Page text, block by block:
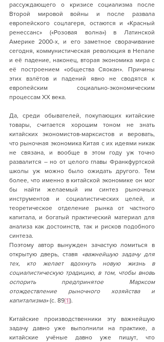
рассуждающего о кризисе социализма после
Второй мировой войны и после развала
европейского соцлагеря, остаются и «Красный
ренессанс» («Розовая волна») в Латинской
Америке 2000-х, и его заметное сворачивание
сегодня, коммунистическая революция в Непале
и её падение, наконец, вторая экономика мира с
её построением «общества Сяокан». Причины
этих взлётов и падений явно не сводятся к
европейским социально-экономическим
процессам ХХ века.
Да, среди обывателей, покупающих китайские
товары, считается хорошим тоном не знать
китайских экономистов-марксистов и веровать,
что рыночная экономика Китая с их идеями никак
не связана, и вообще в этом году уж точно
развалится – но от целого главы Франкфуртской
школы уж можно было ожидать другого. Тем
более, что именно в китайской экономике он мог
бы найти желаемый им синтез рыночных
инструментов и социалистических целей, и
теоретическое отделение рынка от частного
капитала, и богатый практический материал для
анализа как достоинств, так и рисков подобного
синтеза.
Поэтому автор вынужден зачастую ломиться в
открытую дверь, ставя «важнейшую задачу для
тех, кто желает вдохнуть новую жизнь в
социалистическую традицию, в том, чтобы вновь
оспорить предпринятое Марксом
отождествление рыночного хозяйства и
капитализма» (с 89[1]).
Китайские производственники эту важнейшую
задачу давно уже выполнили на практике, а
китайские учёные давно уже пишут, что